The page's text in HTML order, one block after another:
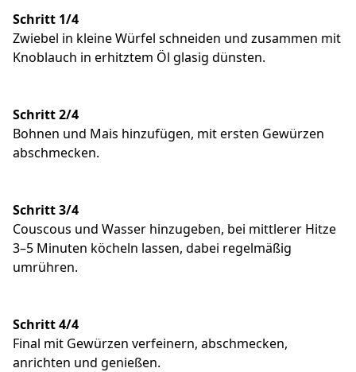
Schritt 1/4
Zwiebel in kleine Würfel schneiden und zusammen mit
Knoblauch in erhitztem Öl glasig dünsten.
Schritt 2/4
Bohnen und Mais hinzufügen, mit ersten Gewürzen
abschmecken.
Schritt 3/4
Couscous und Wasser hinzugeben, bei mittlerer Hitze
3–5 Minuten köcheln lassen, dabei regelmäßig
umrühren.
Schritt 4/4
Final mit Gewürzen verfeinern, abschmecken,
anrichten und genießen.